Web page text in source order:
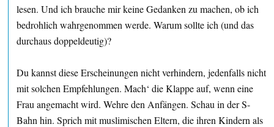
lesen. Und ich brauche mir keine Gedanken zu machen, ob ich
bedrohlich wahrgenommen werde. Warum sollte ich (und das
durchaus doppeldeutig)?
Du kannst diese Erscheinungen nicht verhindern, jedenfalls nicht
mit solchen Empfehlungen. Mach‘ die Klappe auf, wenn eine
Frau angemacht wird. Wehre den Anfängen. Schau in der S-
Bahn hin. Sprich mit muslimischen Eltern, die ihren Kindern als